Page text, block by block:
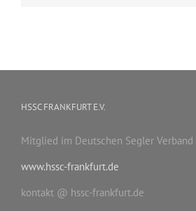
HSSC FRANKFURT E.V.
Mitglied im Deutschen Segler Verband
www.hssc-frankfurt.de
kontakt @ hssc-frankfurt.de